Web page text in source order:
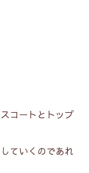
コートとトップ
ていくのであれ